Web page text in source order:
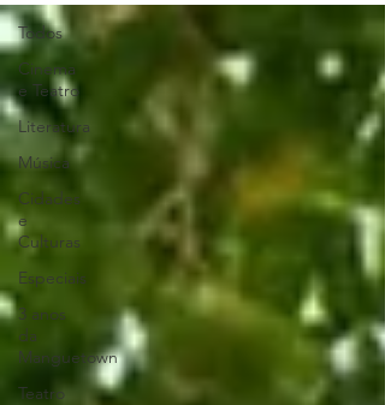
Todos
Cinema
e Teatro
Literatura
Música
Cidades
e
Culturas
Especiais
3 anos
da
Manguetown
Teatro